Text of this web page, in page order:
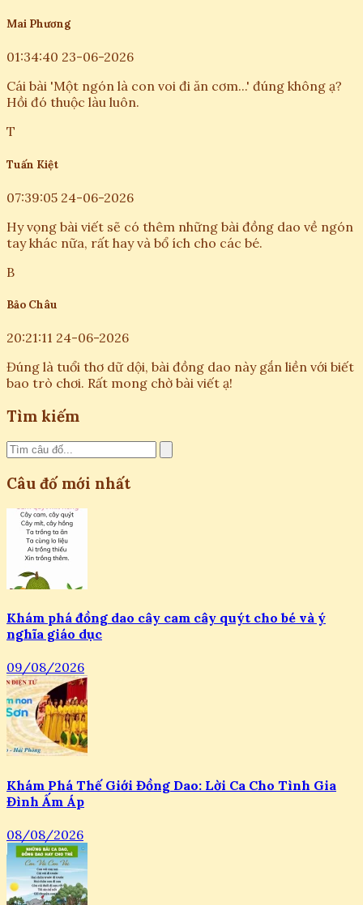
Mai Phương
01:34:40 23-06-2026
Cái bài 'Một ngón là con voi đi ăn cơm...' đúng không ạ?
Hồi đó thuộc làu luôn.
T
Tuấn Kiệt
07:39:05 24-06-2026
Hy vọng bài viết sẽ có thêm những bài đồng dao về ngón
tay khác nữa, rất hay và bổ ích cho các bé.
B
Bảo Châu
20:21:11 24-06-2026
Đúng là tuổi thơ dữ dội, bài đồng dao này gắn liền với biết
bao trò chơi. Rất mong chờ bài viết ạ!
Tìm kiếm
Câu đố mới nhất
Khám phá đồng dao cây cam cây quýt cho bé và ý
nghĩa giáo dục
09/08/2026
Khám Phá Thế Giới Đồng Dao: Lời Ca Cho Tình Gia
Đình Ấm Áp
08/08/2026